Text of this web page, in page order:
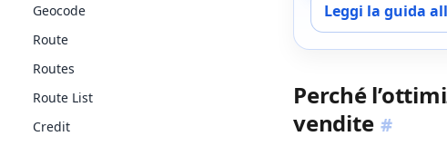
Geocode
Route
Routes
Route List
Credit
Leggi la guida
Perché
vendite #